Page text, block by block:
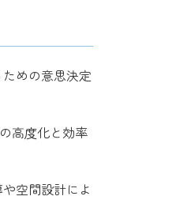
めの意思決定
高度化と効率
空間設計によ